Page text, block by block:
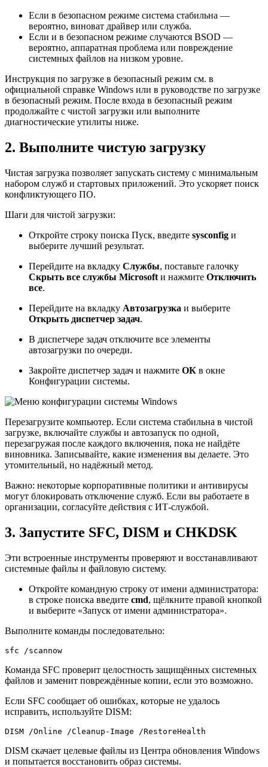
Если в безопасном режиме система стабильна —
вероятно, виноват драйвер или служба.
Если и в безопасном режиме случаются BSOD —
вероятно, аппаратная проблема или повреждение
системных файлов на низком уровне.
Инструкция по загрузке в безопасный режим см. в
официальной справке Windows или в руководстве по загрузке
в безопасный режим. После входа в безопасный режим
продолжайте с чистой загрузки или выполните
диагностические утилиты ниже.
2. Выполните чистую загрузку
Чистая загрузка позволяет запускать систему с минимальным
набором служб и стартовых приложений. Это ускоряет поиск
конфликтующего ПО.
Шаги для чистой загрузки:
Откройте строку поиска Пуск, введите sysconfig и
выберите лучший результат.
Перейдите на вкладку Службы, поставьте галочку
Скрыть все службы Microsoft и нажмите Отключить
все.
Перейдите на вкладку Автозагрузка и выберите
Открыть диспетчер задач.
В диспетчере задач отключите все элементы
автозагрузки по очереди.
Закройте диспетчер задач и нажмите ОК в окне
Конфигурации системы.
Перезагрузите компьютер. Если система стабильна в чистой
загрузке, включайте службы и автозапуск по одной,
перезагружая после каждого включения, пока не найдёте
виновника. Записывайте, какие изменения вы делаете. Это
утомительный, но надёжный метод.
Важно: некоторые корпоративные политики и антивирусы
могут блокировать отключение служб. Если вы работаете в
организации, согласуйте действия с ИТ-службой.
3. Запустите SFC, DISM и CHKDSK
Эти встроенные инструменты проверяют и восстанавливают
системные файлы и файловую систему.
Откройте командную строку от имени администратора:
в строке поиска введите cmd, щёлкните правой кнопкой
и выберите «Запуск от имени администратора».
Выполните команды последовательно:
sfc /scannow
Команда SFC проверит целостность защищённых системных
файлов и заменит повреждённые копии, если это возможно.
Если SFC сообщает об ошибках, которые не удалось
исправить, используйте DISM:
DISM /Online /Cleanup-Image /RestoreHealth
DISM скачает целевые файлы из Центра обновления Windows
и попытается восстановить образ системы.